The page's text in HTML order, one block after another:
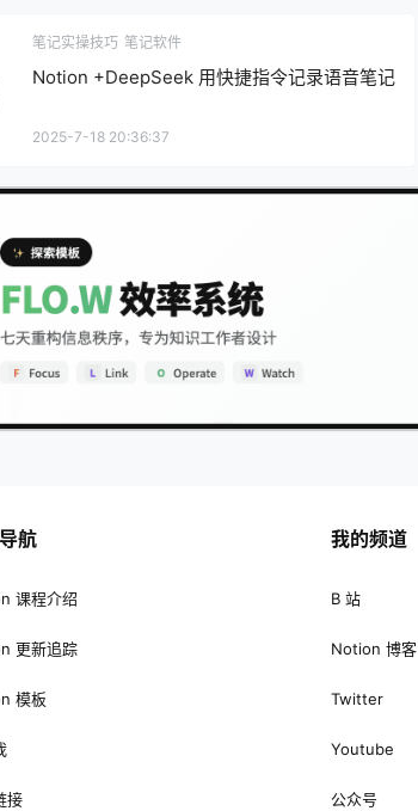
笔记实操技巧 笔记软件
Notion +DeepSeek 用快捷指令记录语音笔记
2025-7-18 20:36:37
航
课程介绍
更新追踪
模板
接
我的频道
B 站
Notion 博客
Twitter
Youtube
公众号